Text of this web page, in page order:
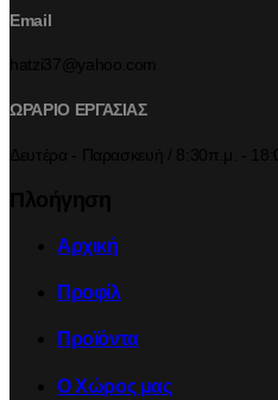
Email
ΩΡΑΡΙΟ ΕΡΓΑΣΙΑΣ
Αρχική
Προφίλ
Προϊόντα
Ο Χώρος μας